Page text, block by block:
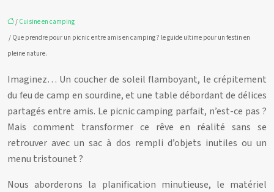
/ Cuisine en camping
/ Que prendre pour un picnic entre amis en camping ? le guide ultime pour un festin en
pleine nature.
Imaginez… Un coucher de soleil flamboyant, le crépitement
du feu de camp en sourdine, et une table débordant de délices
partagés entre amis. Le picnic camping parfait, n’est-ce pas ?
Mais comment transformer ce rêve en réalité sans se
retrouver avec un sac à dos rempli d’objets inutiles ou un
menu tristounet ?
Nous aborderons la planification minutieuse, le matériel